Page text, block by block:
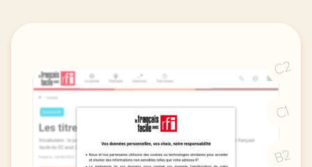
C2
C1
B2